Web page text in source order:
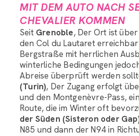
MIT DEM AUTO NACH
CHEVALIER KOMMEN
Seit Grenoble, Der Ort ist
den Col du Lautaret erreichbar
Bergstraße mit herrlichen
winterliche Bedingungen
Abreise überprüft werden
(Turin), Der Zugang erfolgt
und den Montgenèvre-Pass,
Route, die im Winter oft
der Süden (Sisteron oder
N85 und dann der N94 in